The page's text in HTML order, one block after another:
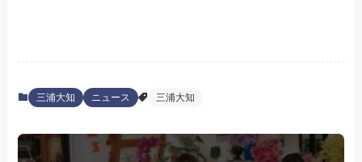
三浦大知 ニュース 三浦大知